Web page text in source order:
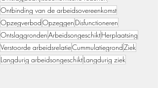
Ontbinding van de arbeidsovereenkomst
OpzegverbodOpzeggen Disfunctioneren
OntslaggrondenArbeidsongeschiktHerplaatsing
Verstoorde arbeidsrelatieCummulatiegrondZiek
Langdurig arbeidsongeschiktLangdurig ziek